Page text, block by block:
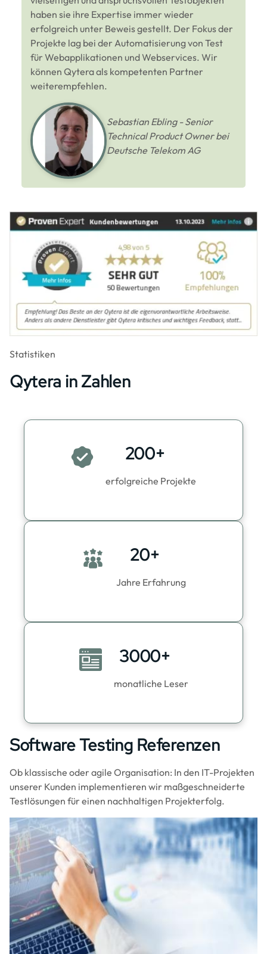
haben sie ihre Expertise immer wieder
erfolgreich unter Beweis gestellt. Der Fokus der
Projekte lag bei der Automatisierung von Test
für Webapplikationen und Webservices. Wir
können Qytera als kompetenten Partner
weiterempfehlen.
Sebastian Ebling - Senior
Technical Product Owner bei
Deutsche Telekom AG
Image
Statistiken
Qytera in Zahlen
200+
erfolgreiche Projekte
20+
Jahre Erfahrung
3000+
monatliche Leser
Software Testing Referenzen
Ob klassische oder agile Organisation: In den IT-Projekten
unserer Kunden implementieren wir maßgeschneiderte
Testlösungen für einen nachhaltigen Projekterfolg.
Image